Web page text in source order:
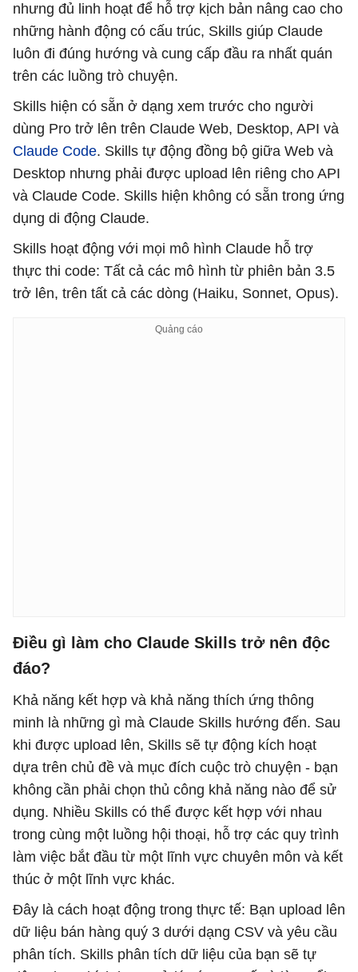
nhưng đủ linh hoạt để hỗ trợ kịch bản nâng cao cho
những hành động có cấu trúc, Skills giúp Claude
luôn đi đúng hướng và cung cấp đầu ra nhất quán
trên các luồng trò chuyện.
Skills hiện có sẵn ở dạng xem trước cho người
dùng Pro trở lên trên Claude Web, Desktop, API và
Claude Code. Skills tự động đồng bộ giữa Web và
Desktop nhưng phải được upload lên riêng cho API
và Claude Code. Skills hiện không có sẵn trong ứng
dụng di động Claude.
Skills hoạt động với mọi mô hình Claude hỗ trợ
thực thi code: Tất cả các mô hình từ phiên bản 3.5
trở lên, trên tất cả các dòng (Haiku, Sonnet, Opus).
Điều gì làm cho Claude Skills trở nên độc
đáo?
Khả năng kết hợp và khả năng thích ứng thông
minh là những gì mà Claude Skills hướng đến. Sau
khi được upload lên, Skills sẽ tự động kích hoạt
dựa trên chủ đề và mục đích cuộc trò chuyện - bạn
không cần phải chọn thủ công khả năng nào để sử
dụng. Nhiều Skills có thể được kết hợp với nhau
trong cùng một luồng hội thoại, hỗ trợ các quy trình
làm việc bắt đầu từ một lĩnh vực chuyên môn và kết
thúc ở một lĩnh vực khác.
Đây là cách hoạt động trong thực tế: Bạn upload lên
dữ liệu bán hàng quý 3 dưới dạng CSV và yêu cầu
phân tích. Skills phân tích dữ liệu của bạn sẽ tự